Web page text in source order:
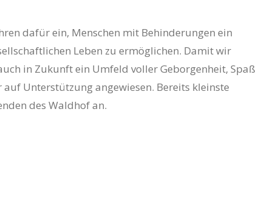
dafür ein, Menschen mit Behinderungen ein
Leben zu ermöglichen. Damit wir
in Zukunft ein Umfeld voller Geborgenheit, Spaß
Unterstützung angewiesen. Bereits kleinste
des Waldhof an.